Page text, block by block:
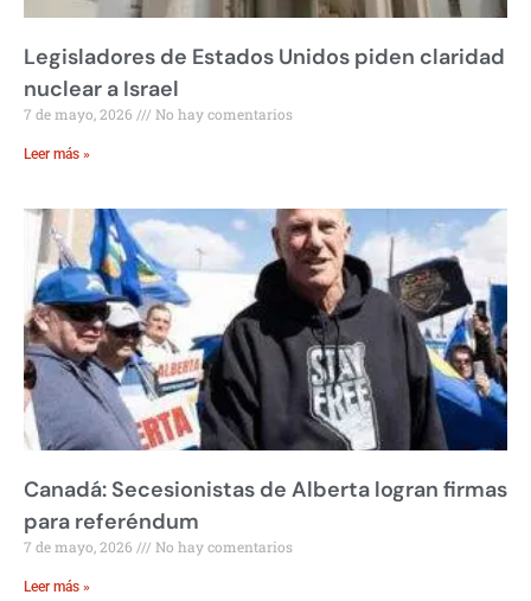
Legisladores de Estados Unidos piden claridad
nuclear a Israel
7 de mayo, 2026 No hay comentarios
Leer más »
Canadá: Secesionistas de Alberta logran firmas
para referéndum
7 de mayo, 2026 No hay comentarios
Leer más »